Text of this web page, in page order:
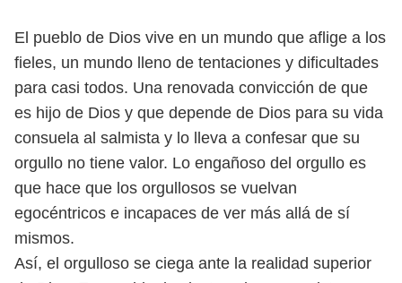
El pueblo de Dios vive en un mundo que aflige a los
fieles, un mundo lleno de tentaciones y dificultades
para casi todos. Una renovada convicción de que
es hijo de Dios y que depende de Dios para su vida
consuela al salmista y lo lleva a confesar que su
orgullo no tiene valor. Lo engañoso del orgullo es
que hace que los orgullosos se vuelvan
egocéntricos e incapaces de ver más allá de sí
mismos.
Así, el orgulloso se ciega ante la realidad superior